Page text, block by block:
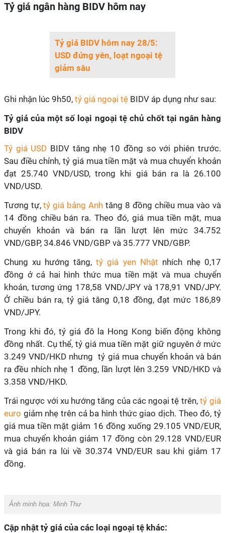
Tỷ giá ngân hàng BIDV hôm nay
Tỷ giá BIDV hôm nay 28/5:
USD đứng yên, loạt ngoại tệ
giảm sâu
Ghi nhận lúc 9h50, tỷ giá ngoại tệ BIDV áp dụng như sau:
Tỷ giá của một số loại ngoại tệ chủ chốt tại ngân hàng
BIDV
Tỷ giá USD BIDV tăng nhẹ 10 đồng so với phiên trước.
Sau điều chỉnh, tỷ giá mua tiền mặt và mua chuyển khoản
đạt 25.740 VND/USD, trong khi giá bán ra là 26.100
VND/USD.
Tương tự, tỷ giá bảng Anh tăng 8 đồng chiều mua vào và
14 đồng chiều bán ra. Theo đó, giá mua tiền mặt, mua
chuyển khoản và bán ra lần lượt lên mức 34.752
VND/GBP, 34.846 VND/GBP và 35.777 VND/GBP.
Chung xu hướng tăng, tỷ giá yen Nhật nhích nhẹ 0,17
đồng ở cả hai hình thức mua tiền mặt và mua chuyển
khoản, tương ứng 178,58 VND/JPY và 178,91 VND/JPY.
Ở chiều bán ra, tỷ giá tăng 0,18 đồng, đạt mức 186,89
VND/JPY.
Trong khi đó, tỷ giá đô la Hong Kong biến động không
đồng nhất. Cụ thể, tỷ giá mua tiền mặt giữ nguyên ở mức
3.249 VND/HKD nhưng tỷ giá mua chuyển khoản và bán
ra đều nhích nhẹ 1 đồng, lần lượt lên 3.259 VND/HKD và
3.358 VND/HKD.
Trái ngược với xu hướng tăng của các ngoại tệ trên, tỷ giá
euro giảm nhẹ trên cả ba hình thức giao dịch. Theo đó, tỷ
giá mua tiền mặt giảm 16 đồng xuống 29.105 VND/EUR,
mua chuyển khoản giảm 17 đồng còn 29.128 VND/EUR
và giá bán ra lùi về 30.374 VND/EUR sau khi giảm 17
đồng.
Ảnh minh họa: Minh Thư
Cập nhật tỷ giá của các loại ngoại tệ khác: